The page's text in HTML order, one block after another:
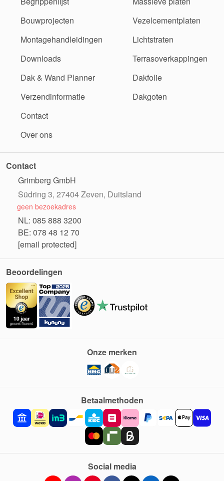
Bouwprojecten
Montagehandleidingen
Downloads
Dak & Wand Planner
Verzendinformatie
Contact
Over ons
Vezelcementplaten
Lichtstraten
Terrasoverkappingen
Dakfolie
Dakgoten
Contact
Grimberg GmbH
Südring 3, 27404 Zeven, Duitsland
geen bezoekadres
NL: 085 888 3200
BE: 078 48 12 70
[email protected]
Beoordelingen
Betaalmethoden
Onze merken
Social media